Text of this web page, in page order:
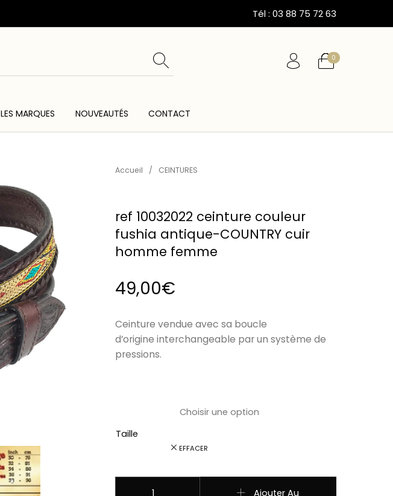
Tél : 03 88 75 72 63
0
LES MARQUES NOUVEAUTÉS CONTACT
Accueil / CEINTURES
ref 10032022 ceinture couleur
fushia antique-COUNTRY cuir
homme femme
49,00€
Ceinture vendue avec sa boucle
d’origine interchangeable par un système de
pressions.
Taille
EFFACER
Ajouter Au